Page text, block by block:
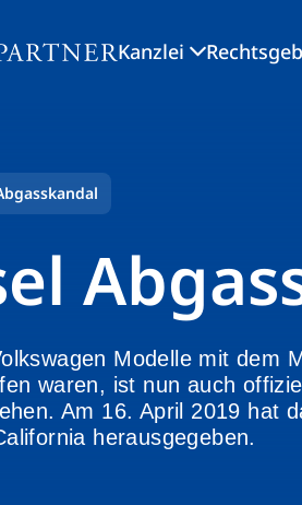
Kanzlei
Modelle mit
waren, ist nun auch
Am 16. April 2019 hat
herausgegeben.